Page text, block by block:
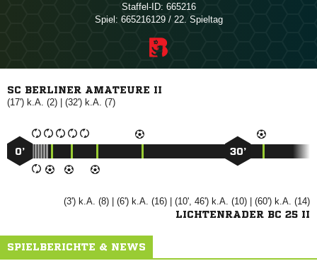
Staffel-ID: 665216
Spiel: 665216129 / 22. Spieltag
SC BERLINER AMATEURE II
(17') k.A. (2) | (32') k.A. (7)
0’ 30’
(3') k.A. (8) | (6') k.A. (16) | (10', 46') k.A. (10) | (60') k.A. (14)
LICHTENRADER BC 25 II
SPIELBERICHTE & NEWS